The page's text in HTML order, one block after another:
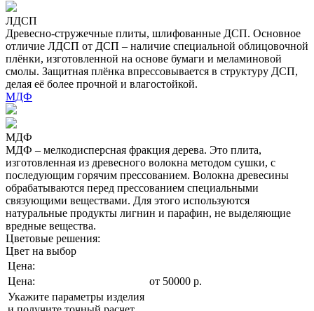
ЛДСП
Древесно-стружечные плиты, шлифованные ДСП. Основное
отличие ЛДСП от ДСП – наличие специальной облицовочной
плёнки, изготовленной на основе бумаги и меламиновой
смолы. Защитная плёнка впрессовывается в структуру ДСП,
делая её более прочной и влагостойкой.
МДФ
МДФ
МДФ – мелкодисперсная фракция дерева. Это плита,
изготовленная из древесного волокна методом сушки, с
последующим горячим прессованием. Волокна древесины
обрабатываются перед прессованием специальными
связующими веществами. Для этого используются
натуральные продукты лигнин и парафин, не выделяющие
вредные вещества.
Цветовые решения:
Цвет на выбор
Цена:
Цена:
от 50000 р.
Укажите параметры изделия